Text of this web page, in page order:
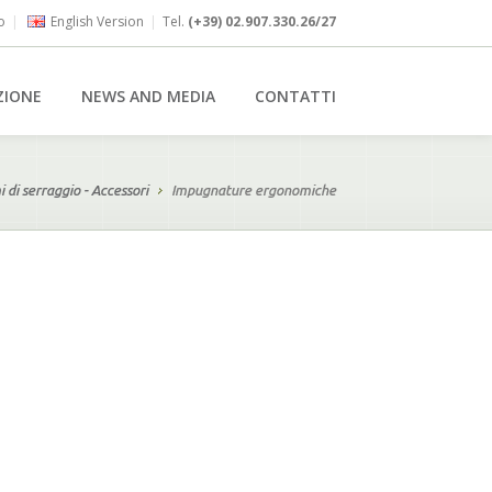
| English Version | Tel. (+39) 02.907.330.26/27
NEWS AND MEDIA CONTATTI
di serraggio - Accessori Impugnature ergonomiche